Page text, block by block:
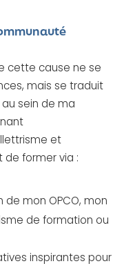
cette cause ne se
mais se traduit
sein de ma
et
de former via :
mon OPCO, mon
de formation ou
inspirantes pour